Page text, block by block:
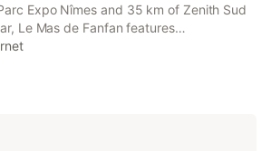
Expo Nîmes and 35 km of Zenith Sud
Le Mas de Fanfan features
area. With pool views, this
a patio and a swimming pool.